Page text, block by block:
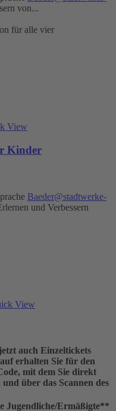
von...
für alle vier
View
Kinder
Baeder@stadtwerke-
und Verbessern
View
auch Einzeltickets
erhalten Sie für den
mit dem Sie direkt
über das Scannen des
Jugendliche/Ermäßigte**